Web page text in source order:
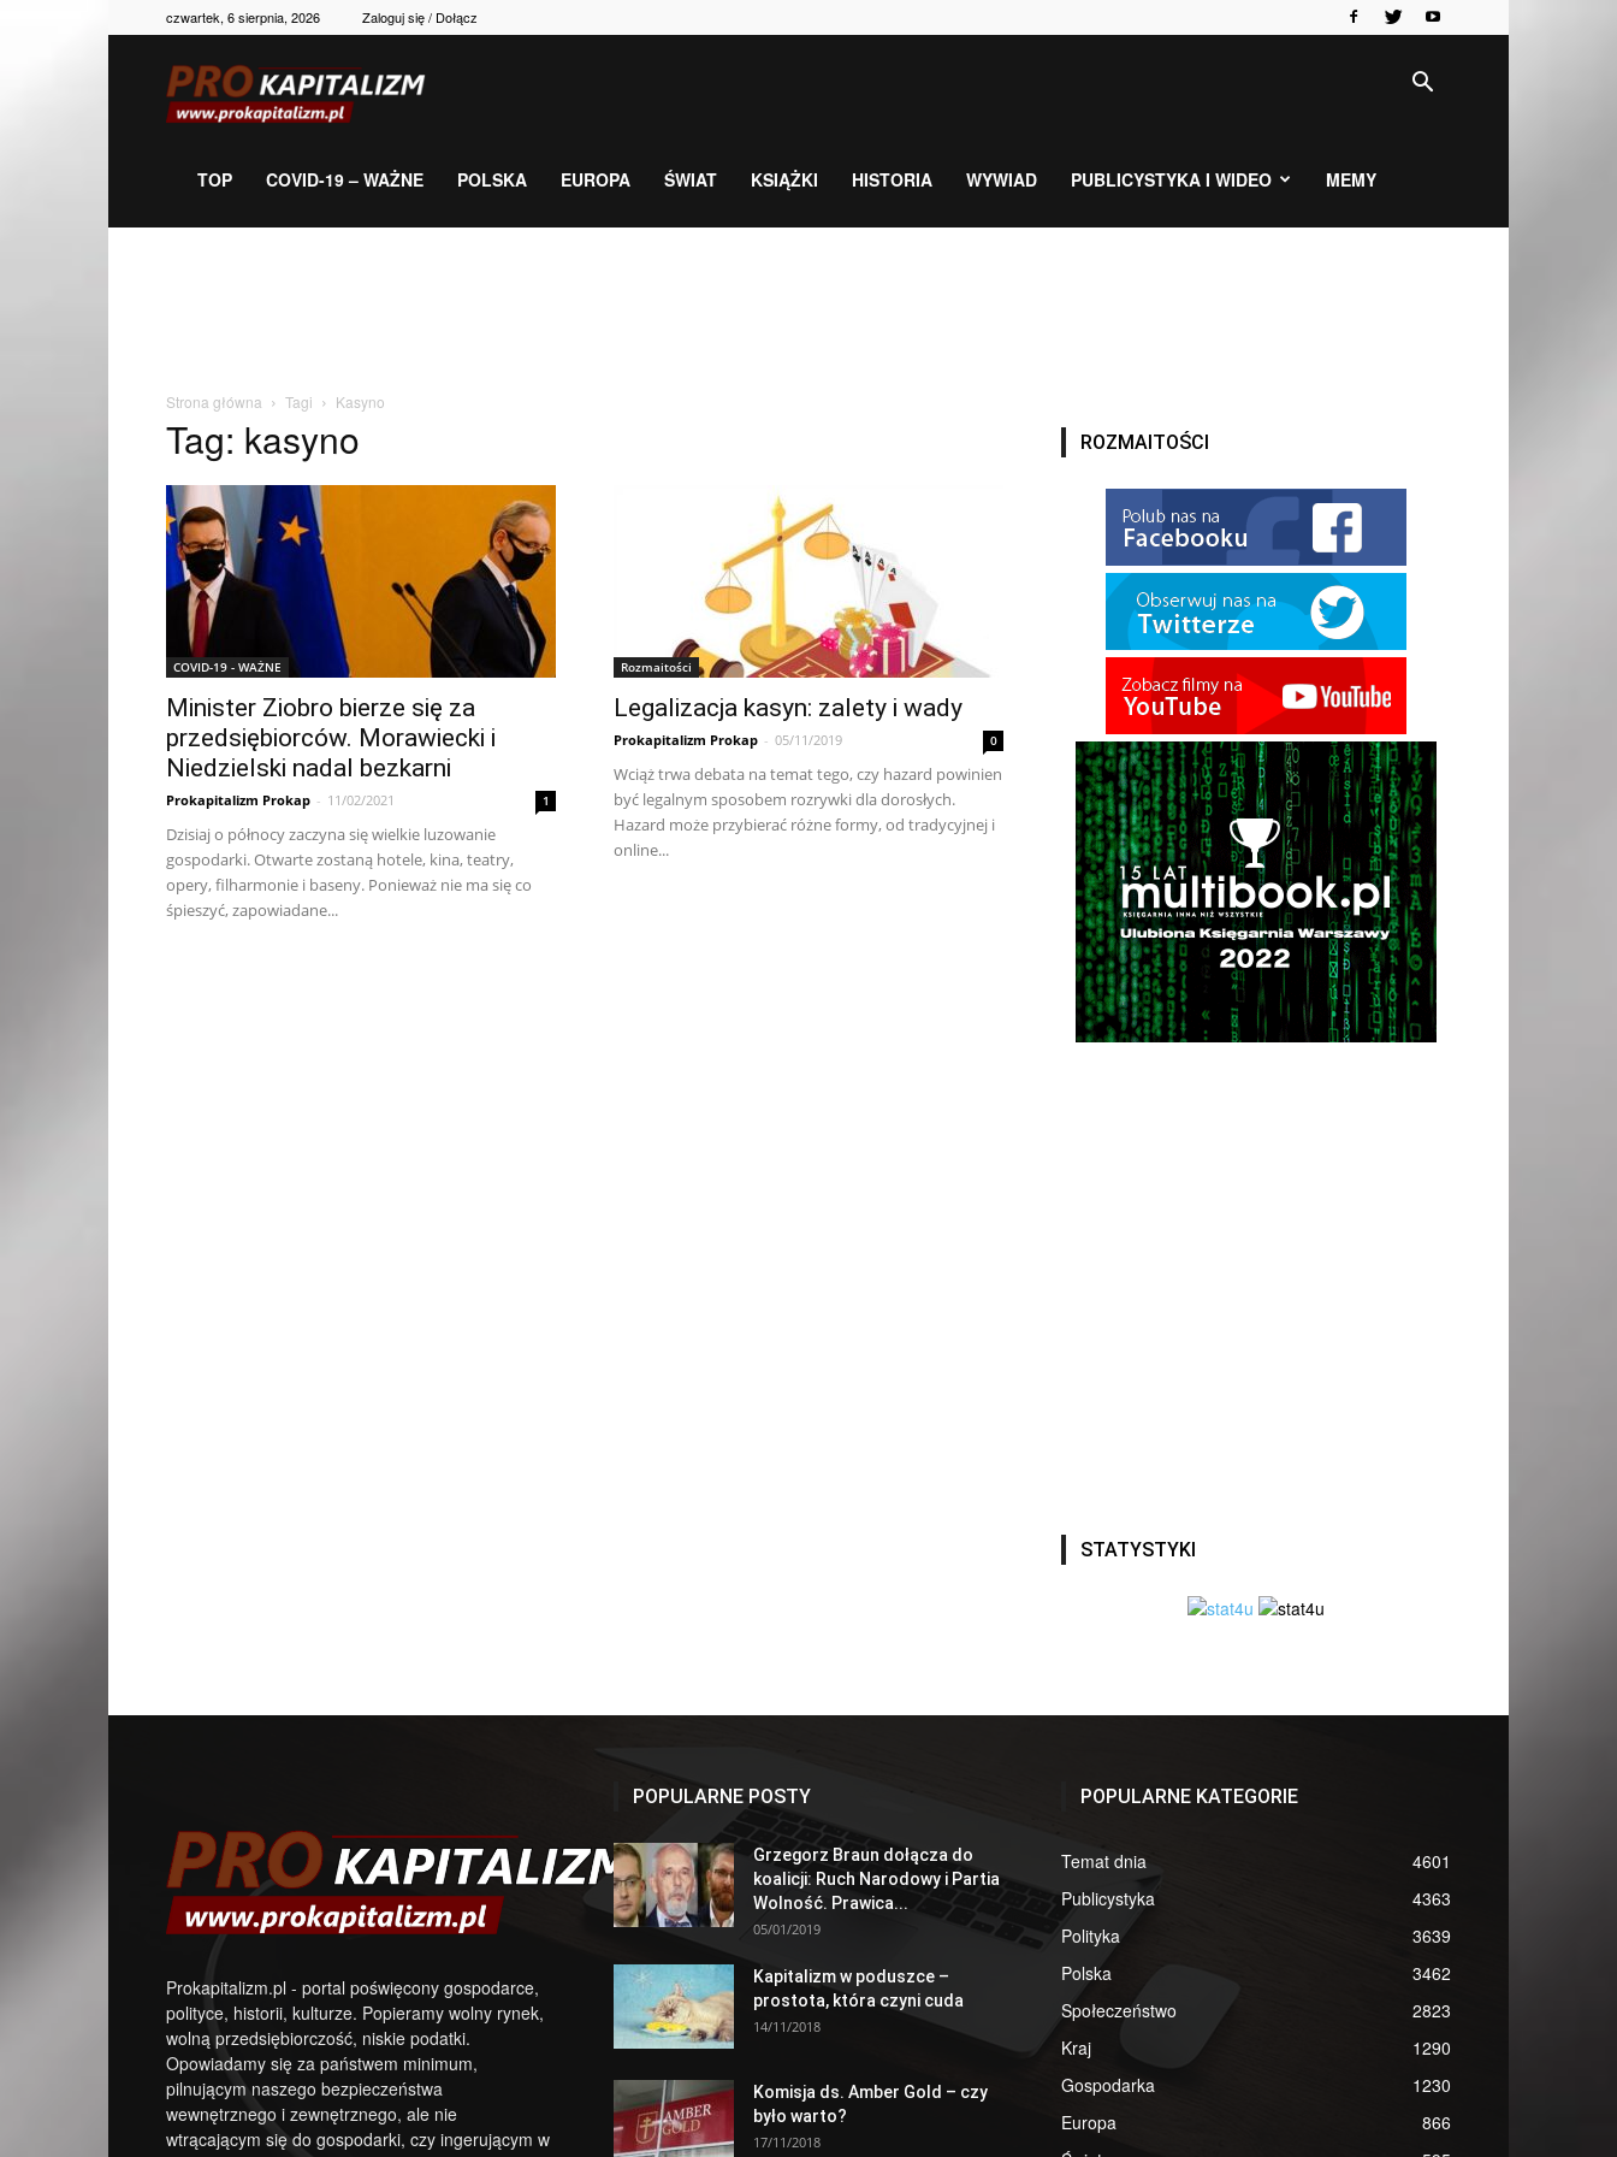
czwartek, 6 sierpnia, 2026 Zaloguj się / Dołącz
gospodarka,
TOP COVID-19 – WAŻNE POLSKA EUROPA ŚWIAT KSIĄŻKI HISTORIA WYWIAD PUBLICYSTYKA I WIDEO MEMY
Strona główna Tagi Kasyno
Tag: kasyno
COVID-19 - WAŻNE
Minister Ziobro bierze się za
przedsiębiorców. Morawiecki i
Niedzielski nadal bezkarni
Prokapitalizm Prokap - 11/02/2021 1
Dzisiaj o północy zaczyna się wielkie luzowanie
gospodarki. Otwarte zostaną hotele, kina, teatry,
opery, filharmonie i baseny. Ponieważ nie ma się co
śpieszyć, zapowiadane...
Rozmaitości
Legalizacja kasyn: zalety i wady
Prokapitalizm Prokap - 05/11/2019 0
Wciąż trwa debata na temat tego, czy hazard powinien
być legalnym sposobem rozrywki dla dorosłych.
Hazard może przybierać różne formy, od tradycyjnej i
online...
ROZMAITOŚCI
STATYSTYKI
Prokapitalizm.pl - portal poświęcony gospodarce,
polityce, historii, kulturze. Popieramy wolny rynek,
wolną przedsiębiorczość, niskie podatki.
Opowiadamy się za państwem minimum,
pilnującym naszego bezpieczeństwa
wewnętrznego i zewnętrznego, ale nie
wtrącającym się do gospodarki, czy ingerującym w
POPULARNE POSTY
Grzegorz Braun dołącza do
koalicji: Ruch Narodowy i Partia
Wolność. Prawica...
05/01/2019
Kapitalizm w poduszce –
prostota, która czyni cuda
14/11/2018
Komisja ds. Amber Gold – czy
było warto?
17/11/2018
POPULARNE KATEGORIE
Temat dnia
4601
Publicystyka
4363
Polityka
3639
Polska
3462
Społeczeństwo
2823
Kraj
1290
Gospodarka
1230
Europa
866